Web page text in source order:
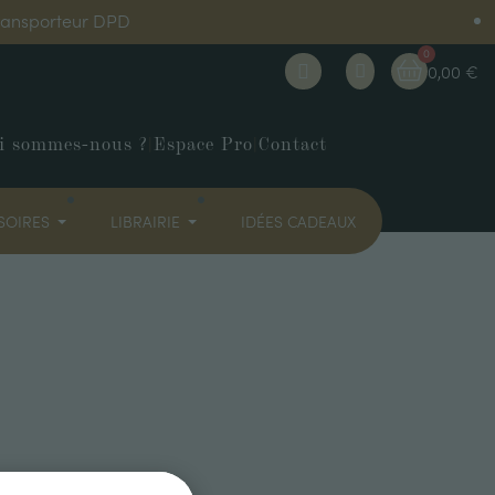
DPD
0,00 €
sommes-nous ? Espace Pro Contact
LIBRAIRIE IDÉES CADEAUX